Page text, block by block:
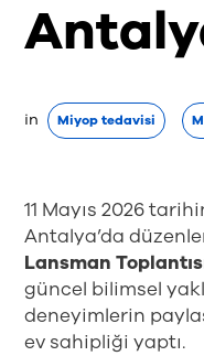
in Miyop tedavisi
11 Mayıs 2026
Antalya’da
Lansman
güncel bilimsel
deneyimlerin
ev sahipliği yaptı.